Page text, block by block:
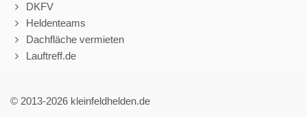
DKFV
Heldenteams
Dachfläche vermieten
Lauftreff.de
© 2013-2026 kleinfeldhelden.de